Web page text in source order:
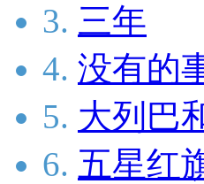
3. 三年
4. 没有的
5. 大列巴
6. 五星红